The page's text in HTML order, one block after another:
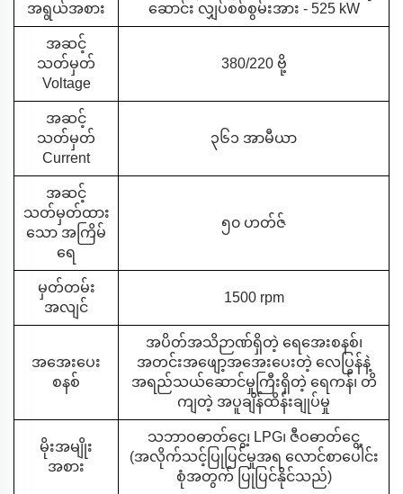
အရွယ်အစား
ဆောင်း လျှပ်စစ်စွမ်းအား - 525 kW
အဆင့်
သတ်မှတ်
Voltage
380/220 ဗို့
အဆင့်
သတ်မှတ်
Current
၃၆၁ အာမီယာ
အဆင့်
သတ်မှတ်ထား
သော အကြိမ်
ရေ
၅၀ ဟတ်ဇ်
မှတ်တမ်း
အလျင်
1500 rpm
အအေးပေး
စနစ်
အပိတ်အသိဉာဏ်ရှိတဲ့ ရေအေးစနစ်၊
အတင်းအဖျော့အအေးပေးတဲ့ လေပြွန်နဲ့
အရည်သယ်ဆောင်မှုကြီးရှိတဲ့ ရေကန်၊ တိ
ကျတဲ့ အပူချိန်ထိန်းချုပ်မှု
မိုးအမျိုး
အစား
သဘာဝဓာတ်ငွေ့၊ LPG၊ ဇီဝဓာတ်ငွေ့
(အလိုက်သင့်ပြုပြင်မှုအရ လောင်စာပေါင်း
စုံအတွက် ပြုပြင်နိုင်သည်)